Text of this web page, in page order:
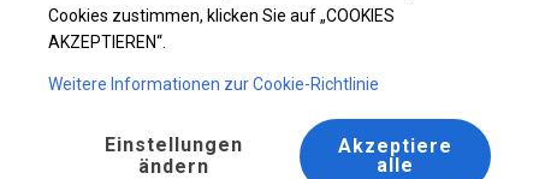
Cookies zustimmen, klicken Sie auf „COOKIES
AKZEPTIEREN“.
Weitere Informationen zur Cookie-Richtlinie
Einstellungen
ändern
Akzeptiere
alle